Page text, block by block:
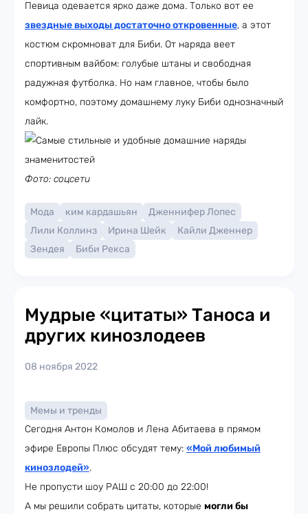
Певица одевается ярко даже дома. Только вот ее
звездные выходы достаточно откровенные, а этот
костюм скромноват для Биби. От наряда веет
спортивным вайбом: голубые штаны и свободная
радужная футболка. Но нам главное, чтобы было
комфортно, поэтому домашнему луку Биби однозначный
лайк.
Фото: соцсети
Мода ким кардашьян
Дженнифер Лопес
Лили Коллинз
Ирина Шейк
Кайли Дженнер
Зендея
Биби Рекса
Мудрые «цитаты» Таноса и
других кинозлодеев
08 ноября 2022
Мемы и тренды
Сегодня Антон Комолов и Лена Абитаева в прямом
эфире Европы Плюс обсудят тему: «Мой любимый
кинозлодей».
Не пропусти шоу РАШ с 20:00 до 22:00!
А мы решили собрать цитаты, которые могли бы